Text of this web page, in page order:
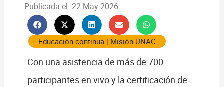
Publicada el: 22 May 2026
Educación continua| Misión UNAC
Con una asistencia de más de 700
participantes en vivo y la certificación de